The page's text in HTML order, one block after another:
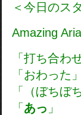
＜今日のス
Amazing
「打ち合わ
「おわった」
「（ぼちぼ
「 あっ 」